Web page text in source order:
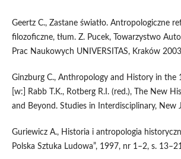
Geertz C., Zastane światło. Antropologiczne
filozoficzne, tłum. Z. Pucek, Towarzystwo
Prac Naukowych UNIVERSITAS, Kraków
Ginzburg C., Anthropology and History in the
[w:] Rabb T.K., Rotberg R.I. (red.), The New
and Beyond. Studies in Interdisciplinary, New
Guriewicz A., Historia i antropologia
Polska Sztuka Ludowa”, 1997, nr 1–2, s.